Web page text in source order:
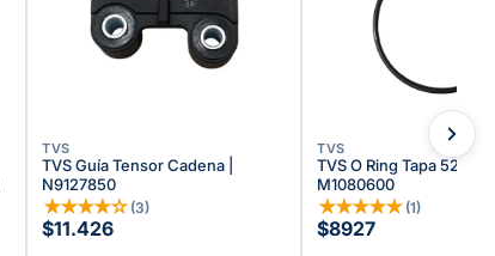
TVS
TVS Guía Tensor Cadena |
N9127850
★★★★☆ (3)
$11.426
TVS
TVS O Ring Tapa
M1080600
★★★★★ (1)
$8927